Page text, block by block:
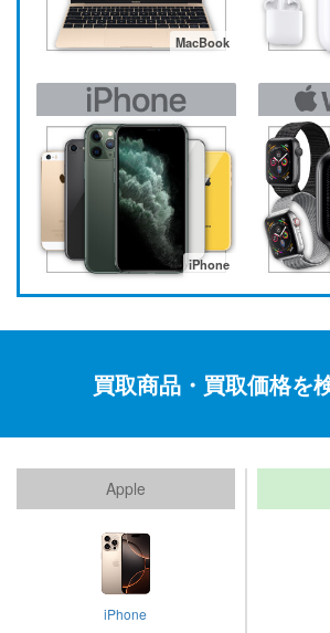
MacBook
iPhone
買取商品・買取価格を
Apple
iPhone